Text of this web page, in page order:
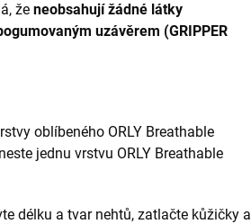
že neobsahují žádné látky
uzávěrem (GRIPPER
oblíbeného ORLY Breathable
jednu vrstvu ORLY Breathable
délku a tvar nehtů, zatlačte kůžičky a